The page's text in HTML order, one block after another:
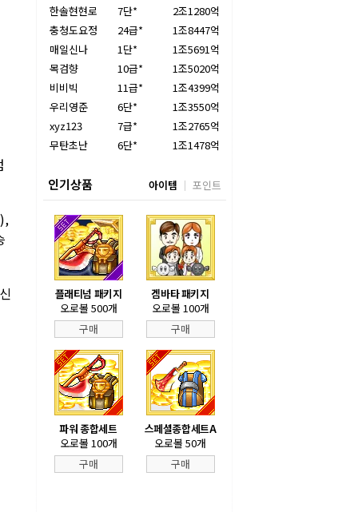
한솔현현로
7단*
2조1280억
충청도요정
24급*
1조8447억
매일신나
1단*
1조5691억
목검향
10급*
1조5020억
비비빅
11급*
1조4399억
우리영준
6단*
1조3550억
xyz123
7급*
1조2765억
무탄초난
6단* 1조1478억
인기상품 아이템 포인트
플래티넘 패키지
오로볼 500개
구매
겜바타 패키지
오로볼 100개
구매
파워 종합세트
오로볼 100개
구매
스페셜종합세트A
오로볼 50개
구매